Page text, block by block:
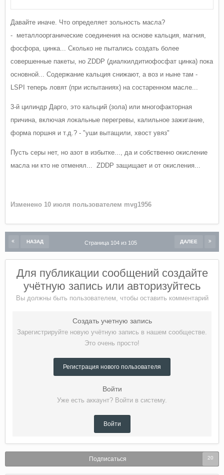
Давайте иначе. Что определяет зольность масла?
- металлоорганические соединения на основе кальция, магния,
фосфора, цинка... Сколько не пытались создать более
совершенные пакеты, но ZDDP (диалкилдитиофосфат цинка) пока
основной... Содержание кальция снижают, а воз и ныне там -
LSPI теперь ловят (при испытаниях) на состаренном масле...
3-й цилиндр Дарго, это кальций (зола) или многофакторная
причина, включая локальные перегревы, калильное зажигание,
форма поршня и т.д.? - "уши вытащили, хвост увяз"
Пусть серы нет, но азот в избытке..., да и собственно окисление
масла ни кто не отменял... ZDDP защищает и от окисления...
Изменено 10 июля пользователем mvg1956
НАЗАД ДАЛЕЕ
Страница 104 из 105
Для публикации сообщений создайте
учётную запись или авторизуйтесь
Вы должны быть пользователем, чтобы оставить комментарий
Создать учетную запись
Зарегистрируйте новую учётную запись в нашем сообществе.
Это очень просто!
Регистрация нового пользователя
Войти
Уже есть аккаунт? Войти в систему.
Войти
Подписаться 20